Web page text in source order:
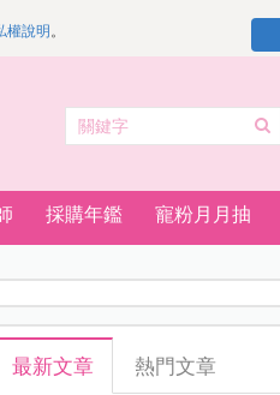
權說明 。
採購年鑑 寵粉月月抽
最新文章 熱門文章